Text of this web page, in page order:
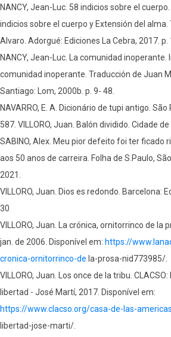
NANCY, Jean-Luc. 58 indicios sobre el
indicios sobre el cuerpo y Extensión del alma.
Alvaro. Adorgué: Ediciones La Cebra, 2017. p.
NANCY, Jean-Luc. La comunidad inoperante.
comunidad inoperante. Traducción de Juan
Santiago: Lom, 2000b. p. 9- 48.
NAVARRO, E. A. Dicionário de tupi antigo. São
587. VILLORO, Juan. Balón dividido. Cidade
SABINO, Alex. Meu pior defeito foi ter ficado
aos 50 anos de carreira. Folha de S.Paulo,
2021.
VILLORO, Juan. Dios es redondo. Barcelona:
30
VILLORO, Juan. La crónica, ornitorrinco de la
jan. de 2006. Disponível em: https://
cronica-ornitorrinco-de la-prosa-nid773985/.
VILLORO, Juan. Los once de la tribu.
libertad - José Martí, 2017. Disponível em:
https://www.clacso.org/casa-de-las-
libertad-jose-marti/.